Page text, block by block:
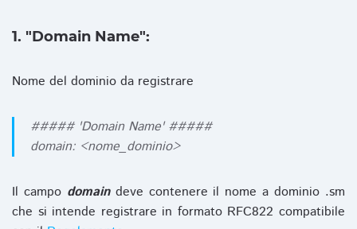
1. "Domain Name":
Nome del dominio da registrare
##### 'Domain Name' #####
domain: <nome_dominio>
Il campo domaindeve contenere il nome a dominio .sm
che si intende registrare in formato RFC822 compatibile